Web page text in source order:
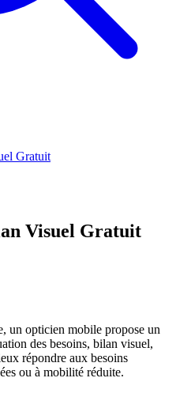
Gratuit
Visuel Gratuit
un opticien mobile propose un
des besoins, bilan visuel,
répondre aux besoins
ou à mobilité réduite.